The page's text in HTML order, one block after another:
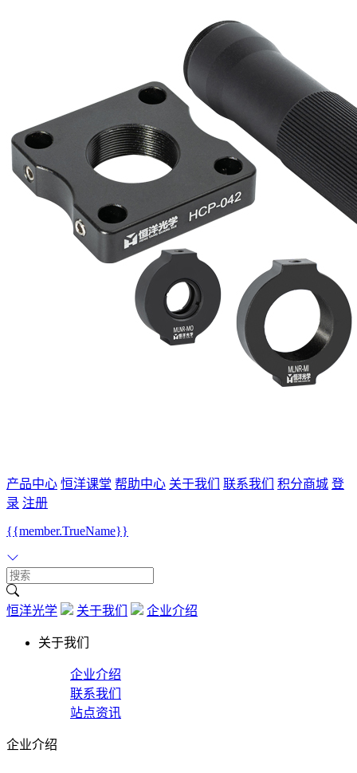
产品中心 恒洋课堂 帮助中心 关于我们 联系我们 积分商城 登
录 注册
{{member.TrueName}}
恒洋光学 关于我们 企业介绍
关于我们
企业介绍
联系我们
站点资讯
企业介绍